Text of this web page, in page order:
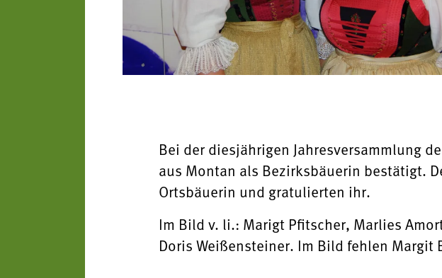
Bei der diesjährigen Jahresversammlung
aus Montan als Bezirksbäuerin bestätigt.
Ortsbäuerin und gratulierten ihr.
Im Bild v. li.: Marigt Pfitscher, Marlies
Doris Weißensteiner. Im Bild fehlen Margit